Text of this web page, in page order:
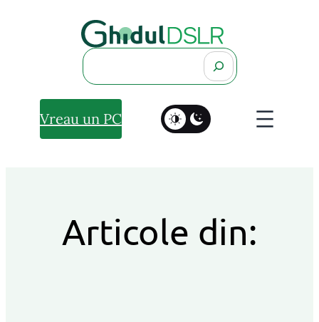
Search
Vreau un PC
Articole din: